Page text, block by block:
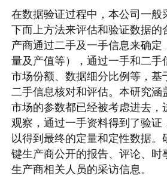
在数据验证过程中，本公司一般
下而上方法来评估和验证数据的
产商通过二手及一手信息来确定
量及产值等），通过一手和二手
市场份额、数据细分比例等，基
二手信息核对和评估。本研究涵
市场的参数都已经被考虑进去，
观察，通过一手资料得到了验证
以得到最终的定量和定性数据。
键生产商公开的报告、评论、时
生产商相关人员的采访信息。